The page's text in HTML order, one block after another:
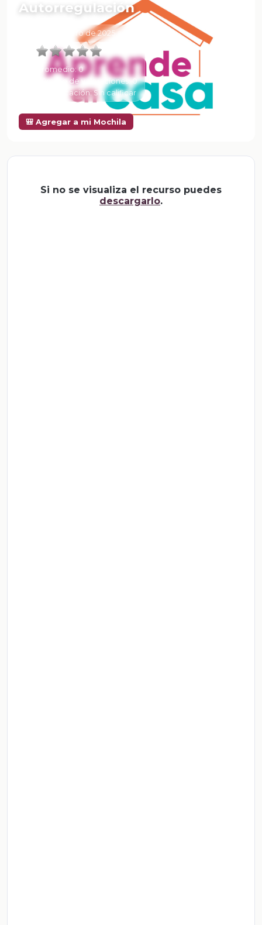
Autorregulación
6 de Febrero de 2025 a las 15:51
Promedio:0
Número de valoraciones:0
Tu calificación:Sin calificar
🎒 Agregar a mi Mochila
Si no se visualiza el recurso puedes
descargarlo.